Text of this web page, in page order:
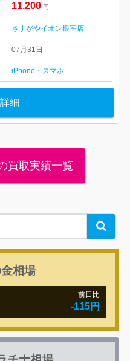
11,200 円
さすがやイオン根室店
07月31日
iPhone・スマホ
細
買取実績一覧
Search
金相場
前日比
-115円